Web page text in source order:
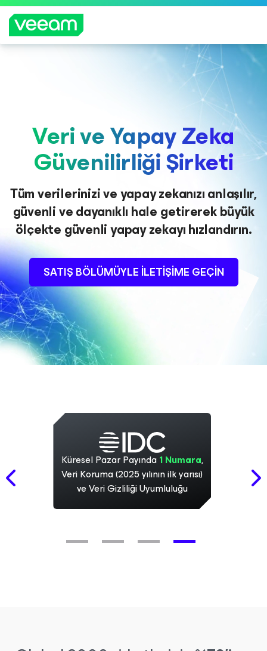
CrowdStrike'ın içerik güncellemesinden etkilenen
müşteriler için Veeam'in rehberliği
FAZLVeri ve Yapay Zeka
Güvenilirliği Şirketi
Tüm verilerinizi ve yapay zekanızı anlaşılır,
güvenli ve dayanıklı hale getirerek büyük
ölçekte güvenli yapay zekayı hızlandırın.
SATIŞ BÖLÜMÜYLE ILETIŞIME GEÇIN
Küresel Pazar Payında1 Numara,
Veri Koruma (2025 yılının ilk yarısı)
ve Veri Gizliliği Uyumluluğu